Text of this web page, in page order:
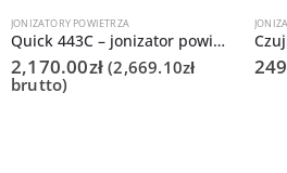
JONIZATORY POWIETRZA
Quick 443C – jonizator powietrza
2,170.00zł (2,669.10zł
brutto)